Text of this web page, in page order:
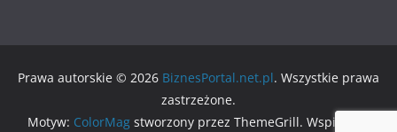
Prawa autorskie © 2026 BiznesPortal.net.pl. Wszystkie prawa
zastrzeżone.
Motyw: ColorMagstworzony przez ThemeGrill. Wspierane